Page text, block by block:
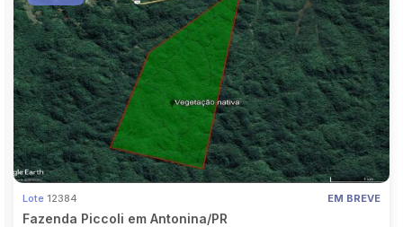
R$ até R$
Pesquisar
BREVE Lote EM
Fazenda Piccoli em Antonina/PR